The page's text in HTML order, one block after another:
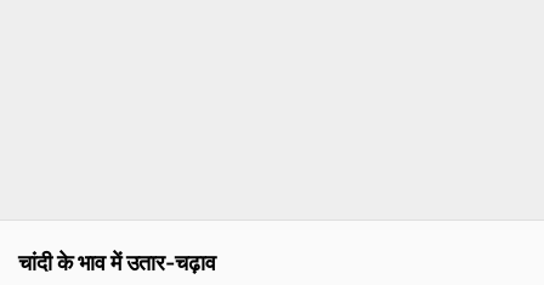
चांदी के भाव में उतार-चढ़ाव